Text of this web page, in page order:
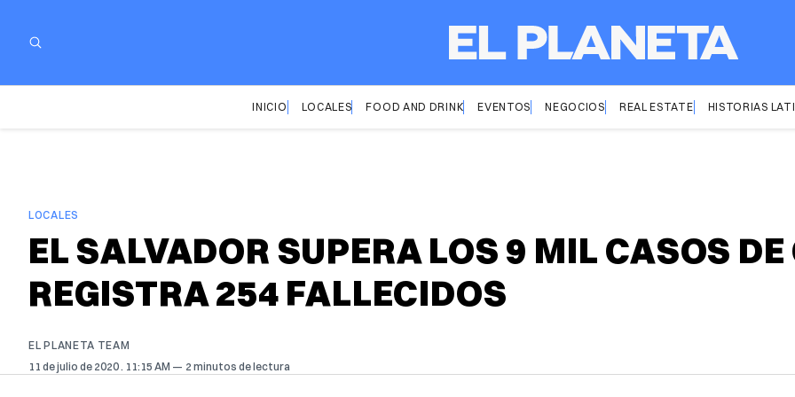
INICIO LOCALES FOOD AND DRINK EVENTOS NEGOCIOS REAL ESTATE HISTORIAS
LOCALES
EL SALVADOR SUPERA LOS 9 MIL CASOS
REGISTRA 254 FALLECIDOS
EL PLANETA TEAM
11 de julio de 2020 . 11:15 AM 2 minutos de lectura